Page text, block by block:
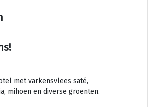
met varkensvlees saté,
mihoen en diverse groenten.